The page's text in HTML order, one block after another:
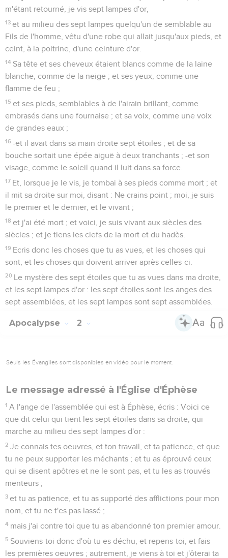
m'étant retourné, je vis sept lampes d'or,
13 et au milieu des sept lampes quelqu'un de semblable au
Fils de l'homme, vêtu d'une robe qui allait jusqu'aux pieds, et
ceint, à la poitrine, d'une ceinture d'or.
14 Sa tête et ses cheveux étaient blancs comme de la laine
blanche, comme de la neige ; et ses yeux, comme une
flamme de feu ;
15 et ses pieds, semblables à de l'airain brillant, comme
embrasés dans une fournaise ; et sa voix, comme une voix
de grandes eaux ;
16 -et il avait dans sa main droite sept étoiles ; et de sa
bouche sortait une épée aiguë à deux tranchants ; -et son
visage, comme le soleil quand il luit dans sa force.
17 Et, lorsque je le vis, je tombai à ses pieds comme mort ; et
il mit sa droite sur moi, disant : Ne crains point ; moi, je suis
le premier et le dernier, et le vivant ;
18 et j'ai été mort ; et voici, je suis vivant aux siècles des
siècles ; et je tiens les clefs de la mort et du hadès.
19 Ecris donc les choses que tu as vues, et les choses qui
sont, et les choses qui doivent arriver après celles-ci.
20 Le mystère des sept étoiles que tu as vues dans ma droite,
et les sept lampes d'or : les sept étoiles sont les anges des
sept assemblées, et les sept lampes sont sept assemblées.
Apocalypse 2
Seuls les Évangiles sont disponibles en vidéo pour le moment.
Le message adressé à l'Église d'Éphèse
1 A l'ange de l'assemblée qui est à Éphèse, écris : Voici ce
que dit celui qui tient les sept étoiles dans sa droite, qui
marche au milieu des sept lampes d'or :
2 Je connais tes oeuvres, et ton travail, et ta patience, et que
tu ne peux supporter les méchants ; et tu as éprouvé ceux
qui se disent apôtres et ne le sont pas, et tu les as trouvés
menteurs ;
3 et tu as patience, et tu as supporté des afflictions pour mon
nom, et tu ne t'es pas lassé ;
4 mais j'ai contre toi que tu as abandonné ton premier amour.
5 Souviens-toi donc d'où tu es déchu, et repens-toi, et fais
les premières oeuvres ; autrement, je viens à toi et j'ôterai ta